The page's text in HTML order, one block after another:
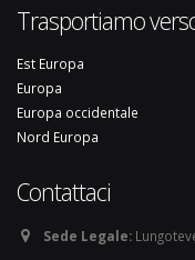
Trasportiamo
Est Europa
Europa
Europa occidentale
Nord Europa
Contattaci
Sede Legale: